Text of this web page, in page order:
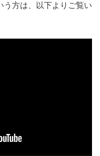
う方は、以下よりご覧い